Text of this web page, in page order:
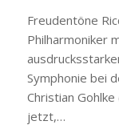
Freudentöne
Philharmoniker
Symphonie bei
Christian
jetzt,…